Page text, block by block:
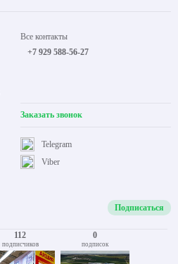
Все контакты
+7 929 588-56-27
Заказать звонок
Viber
Telegram
Подписаться
112
подписчиков
0
подписок